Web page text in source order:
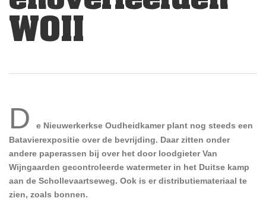
WOII
D
e Nieuwerkerkse Oudheidkamer plant nog steeds een
Batavierexpositie over de bevrijding. Daar zitten onder
andere paperassen bij over het door loodgieter Van
Wijngaarden gecontroleerde watermeter in het Duitse kamp
aan de Schollevaartseweg. Ook is er distributiemateriaal te
zien, zoals bonnen.